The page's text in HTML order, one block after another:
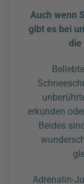
Auch wenn
gibt es bei
die
erkunden
Beides
Adrenalin-